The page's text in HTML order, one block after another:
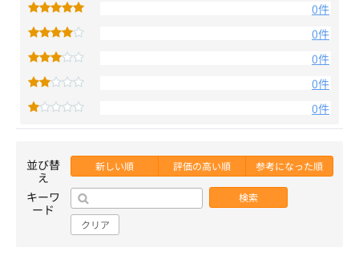
0件
0件
0件
0件
0件
並び替
え
新しい順 評価の高い順 参考になった順
キーワ
ード
検索
クリア